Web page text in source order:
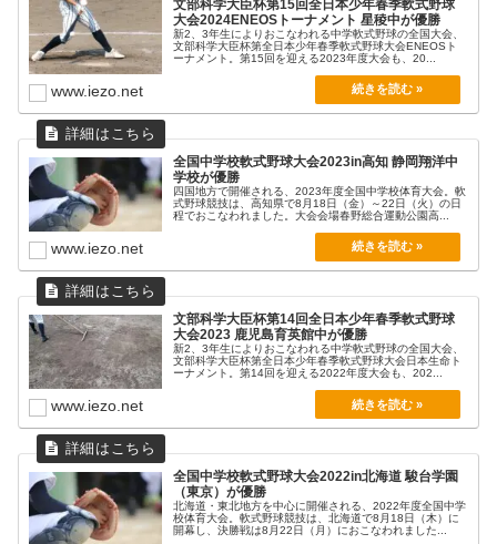
喜々津 5
朝日・上士別・
士別
0
土庄 6
甲賀セントラル 0
高知 佐久長聖 9
桜 1 修徳 3
高知 2 4
決勝
高知 1 0 佐久長聖
文部科学大臣杯第15回全日本少年春季軟式野球
大会2024ENEOSトーナメント 星稜中が優勝
新2、3年生によりおこなわれる中学軟式野球の全国大会、
文部科学大臣杯第全日本少年春季軟式野球大会ENEOSト
ーナメント。第15回を迎える2023年度大会も、20...
www.iezo.net
全国中学校軟式野球大会2023in高知 静岡翔洋中
学校が優勝
四国地方で開催される、2023年度全国中学校体育大会。軟
式野球競技は、高知県で8月18日（金）～22日（火）の日
程でおこなわれました。大会会場春野総合運動公園高...
www.iezo.net
文部科学大臣杯第14回全日本少年春季軟式野球
大会2023 鹿児島育英館中が優勝
新2、3年生によりおこなわれる中学軟式野球の全国大会、
文部科学大臣杯第全日本少年春季軟式野球大会日本生命ト
ーナメント。第14回を迎える2022年度大会も、202...
www.iezo.net
全国中学校軟式野球大会2022in北海道 駿台学園
（東京）が優勝
北海道・東北地方を中心に開催される、2022年度全国中学
校体育大会。軟式野球競技は、北海道で8月18日（木）に
開幕し、決勝戦は8月22日（月）におこなわれました...